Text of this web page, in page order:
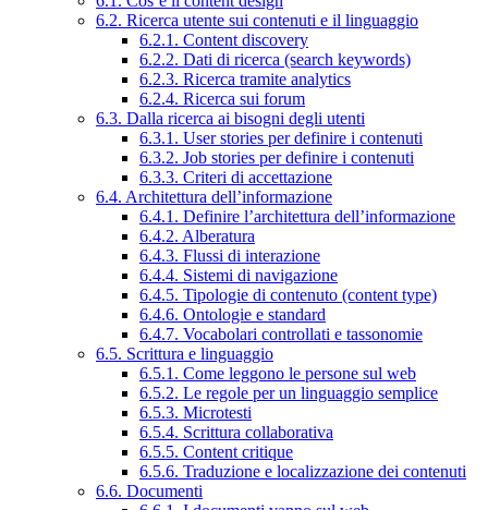
6.2. Ricerca utente sui contenuti e il linguaggio
6.2.1. Content discovery
6.2.2. Dati di ricerca (search keywords)
6.2.3. Ricerca tramite analytics
6.2.4. Ricerca sui forum
6.3. Dalla ricerca ai bisogni degli utenti
6.3.1. User stories per definire i contenuti
6.3.2. Job stories per definire i contenuti
6.3.3. Criteri di accettazione
6.4. Architettura dell’informazione
6.4.1. Definire l’architettura dell’informazione
6.4.2. Alberatura
6.4.3. Flussi di interazione
6.4.4. Sistemi di navigazione
6.4.5. Tipologie di contenuto (content type)
6.4.6. Ontologie e standard
6.4.7. Vocabolari controllati e tassonomie
6.5. Scrittura e linguaggio
6.5.1. Come leggono le persone sul web
6.5.2. Le regole per un linguaggio semplice
6.5.3. Microtesti
6.5.4. Scrittura collaborativa
6.5.5. Content critique
6.5.6. Traduzione e localizzazione dei contenuti
6.6. Documenti